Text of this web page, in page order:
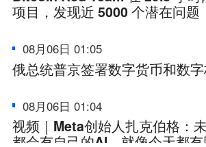
项目，发现近 5000 个潜在问题
08月06日 01:05
俄总统普京签署数字货币和数
08月06日 01:04
视频｜Meta创始人扎克伯格：
都会有自己的AI，就像今天都